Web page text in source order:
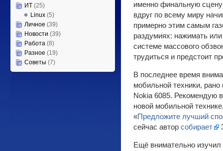
ИТ (25)
Linux (5)
Личное (39)
Новости (39)
Работа (8)
Разное (19)
Советы (7)
именно финальную сцену
вдруг по всему миру
примерно этим самым
раздумиях: нажимать
системе массового
трудиться и предстоит
В последнее время
мобильной техники,
Nokia 6085. Рекомендую
новой мобильной
«Предложите лучший
сейчас автор собирает
Ещё внимательно изучил